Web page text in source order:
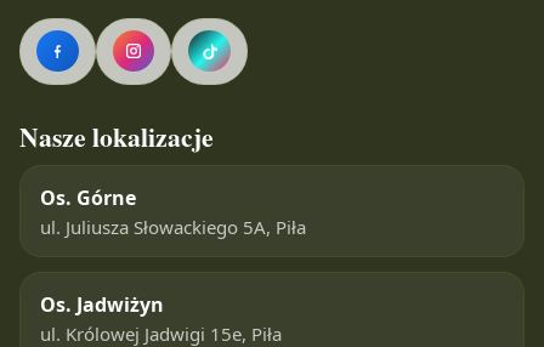
Nasze lokalizacje
Os. Górne
ul. Juliusza Słowackiego 5A, Piła
Os. Jadwiżyn
ul. Królowej Jadwigi 15e, Piła